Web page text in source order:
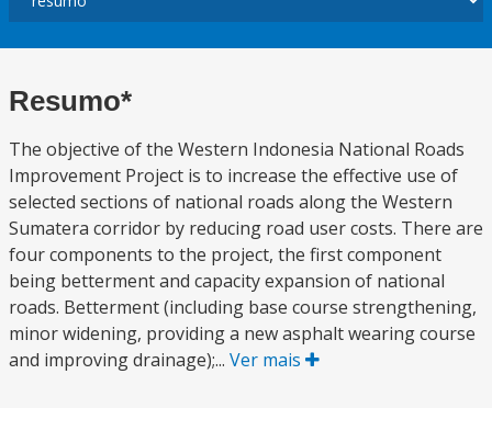
Resumo*
The objective of the Western Indonesia National Roads
Improvement Project is to increase the effective use of
selected sections of national roads along the Western
Sumatera corridor by reducing road user costs. There are
four components to the project, the first component
being betterment and capacity expansion of national
roads. Betterment (including base course strengthening,
minor widening, providing a new asphalt wearing course
and improving drainage);... Ver mais